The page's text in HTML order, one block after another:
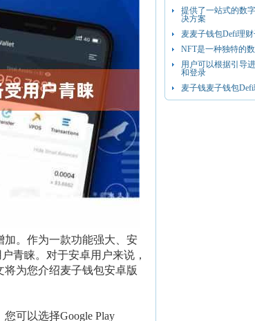
加。作为一款功能强大、安
青睐。对于安卓用户来说，
为您介绍麦子钱包安卓版
可以选择Google Play
提供了一站式的数
决方案
麦麦子钱包Defi理
NFT是一种独特的
用户可以根据引导
和登录
麦子钱麦子钱包